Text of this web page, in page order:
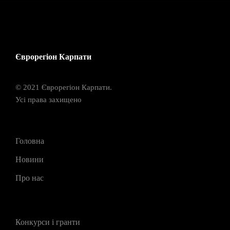
Єврорегіон Карпати
© 2021 Єврорегіон Карпати.
Усі права захищено
Головна
Новини
Про нас
Конкурси і гранти